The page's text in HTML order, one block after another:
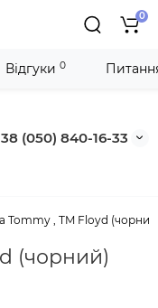
(050) 840-16-33
0
Tommy , TM Floyd
(чорний)
Відгуки 0